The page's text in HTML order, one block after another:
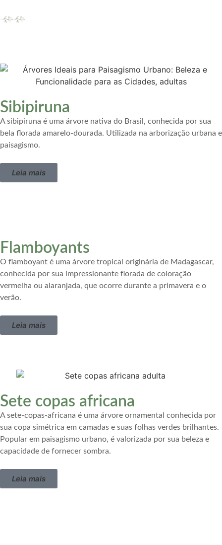
Sibipiruna
A sibipiruna é uma árvore nativa do Brasil, conhecida por sua
bela florada amarelo-dourada. Utilizada na arborização urbana e
paisagismo.
Leia mais
Flamboyants
O flamboyant é uma árvore tropical originária de Madagascar,
conhecida por sua impressionante florada de coloração
vermelha ou alaranjada, que ocorre durante a primavera e o
verão.
Leia mais
Sete copas africana
A sete-copas-africana é uma árvore ornamental conhecida por
sua copa simétrica em camadas e suas folhas verdes brilhantes.
Popular em paisagismo urbano, é valorizada por sua beleza e
capacidade de fornecer sombra.
Leia mais